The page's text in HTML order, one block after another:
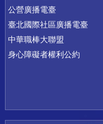
公營廣播電臺
臺北國際社區廣播電臺
中華職棒大聯盟
身心障礙者權利公約